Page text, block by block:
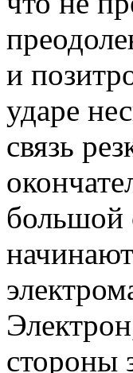
и
ударе
связь
большой
стороны